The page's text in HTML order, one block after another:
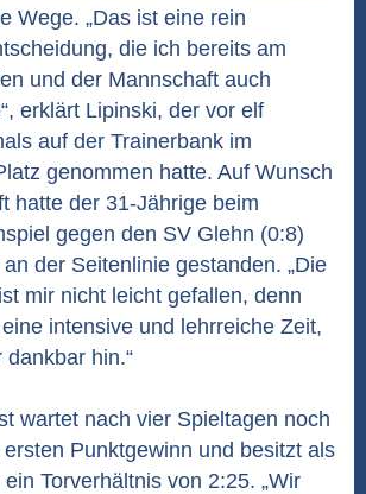
Wege. „Das ist eine rein
die ich bereits am
und der Mannschaft auch
erklärt Lipinski, der vor elf
auf der Trainerbank im
genommen hatte. Auf Wunsch
hatte der 31-Jährige beim
gegen den SV Glehn (0:8)
der Seitenlinie gestanden. „Die
mir nicht leicht gefallen, denn
intensive und lehrreiche Zeit,
hin.“
wartet nach vier Spieltagen noch
Punktgewinn und besitzt als
Torverhältnis von 2:25. „Wir